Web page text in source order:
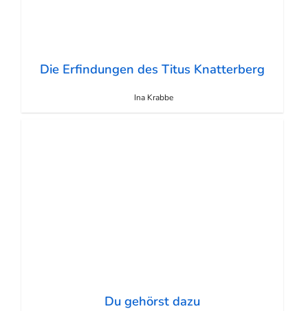
Die Erfindungen des Titus Knatterberg
Ina Krabbe
Du gehörst dazu